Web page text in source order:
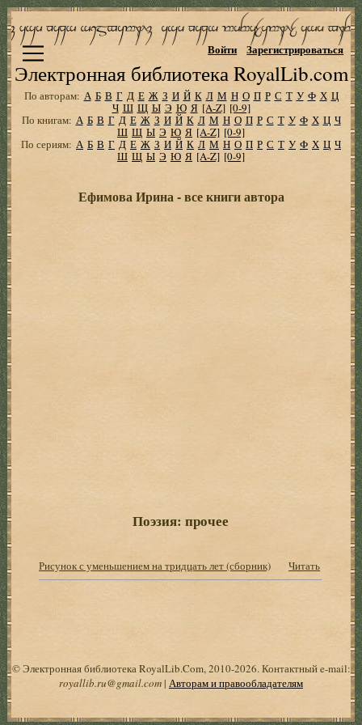
Электронная библиотека RoyalLib.com
Войти Зарегистрироваться
По авторам: А Б В Г Д Е Ж З И Й К Л М Н О П Р С Т У Ф Х Ц
Ч Ш Щ Ы Э Ю Я [A-Z] [0-9]
По книгам: А Б В Г Д Е Ж З И Й К Л М Н О П Р С Т У Ф Х Ц Ч
Ш Щ Ы Э Ю Я [A-Z] [0-9]
По сериям: А Б В Г Д Е Ж З И Й К Л М Н О П Р С Т У Ф Х Ц Ч
Ш Щ Ы Э Ю Я [A-Z] [0-9]
Ефимова Ирина - все книги автора
Поэзия: прочее
Рисунок с уменьшением на тридцать лет (сборник) Читать
© Электронная библиотека RoyalLib.Com, 2010-2026. Контактный e-mail:
royallib.ru@gmail.com| Авторам и правообладателям